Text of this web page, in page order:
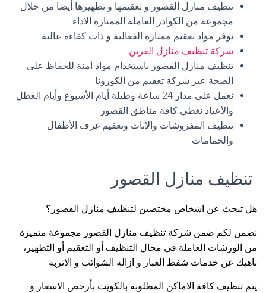
تنظيف منازل القصور و تعقيمها و تطهيرها أيضا من خلال
مجموعة من الكوادر العاملة الممتازة الاداء.
نوفر مواد تعقيم ممتازة الفعالية و ذات كفاءة عالية.
شركة تنظيف منازل القرين
تنظيف منازل القصور باستخدام مواد أمنة للحفاظ على
الصحة عبر شركة تعقيم من الكورونا
نعمل على مدار 24 ساعة وطيلة أيام الأسبوع وأيام العطل
والأعياد نغطي كافة مناطق القصور
تنظيف المفروشات والأثاث وتعقيم غرف الأطفال
والحمامات
تنظيف منازل القصور
هل تبحث عن اشخاص مختصين لتنظيف منازل القصور؟
نضمن لكم ضمن شركة تنظيف منازل القصور مجموعة متميزة
من الورشات العاملة في مجال التنظيف أو التعقيم أو التطهير،
ناهيك عن خدمات شفط الغبار و ازالة الشوائب و الاتربة.
يتم تنظيف كافة الاماكن المطلوبة بالكويت بأرخص الاسعار و